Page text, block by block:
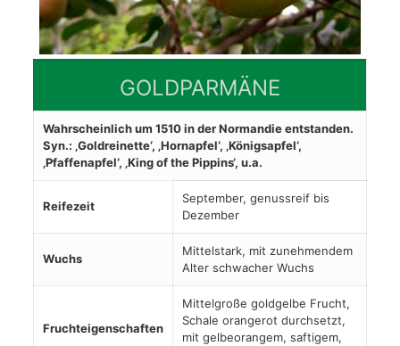
GOLDPARMÄNE
Wahrscheinlich um 1510 in der Normandie entstanden.
Syn.: ‚Goldreinette‘, ‚Hornapfel‘, ‚Königsapfel‘,
‚Pfaffenapfel‘, ‚King of the Pippins‘, u.a.
Reifezeit
September, genussreif bis
Dezember
Wuchs
Mittelstark, mit zunehmendem
Alter schwacher Wuchs
Fruchteigenschaften
Mittelgroße goldgelbe Frucht,
Schale orangerot durchsetzt,
mit gelbeorangem, saftigem,